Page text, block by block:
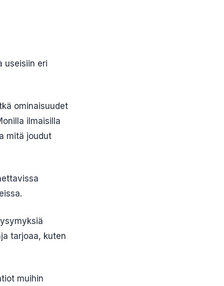
useisiin eri
ominaisuudet
ilmaisilla
mitä joudut
tarjoaa, kuten
muihin